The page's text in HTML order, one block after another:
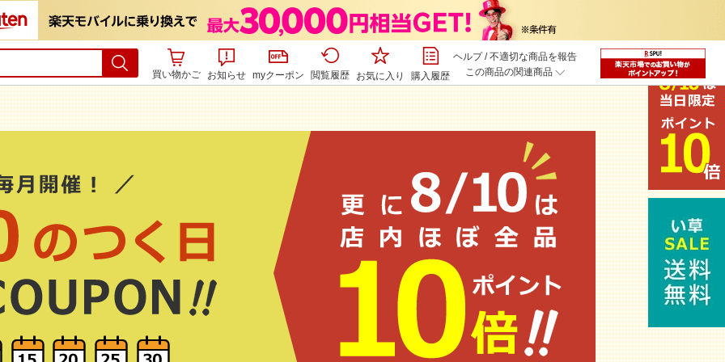
買い物かご お知らせ myクーポン 閲覧履歴 お気に入り 購入履歴
ヘルプ/不適切な商品を報告
この商品の関連商品